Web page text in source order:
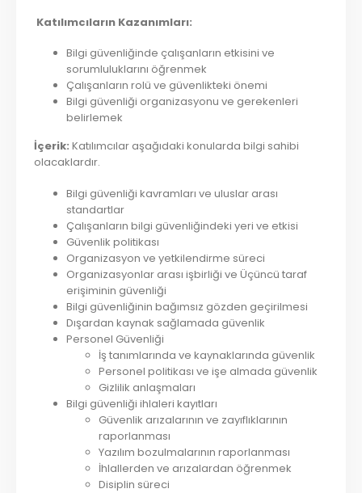
Katılımcıların Kazanımları:
Bilgi güvenliğinde çalışanların etkisini ve
sorumluluklarını öğrenmek
Çalışanların rolü ve güvenlikteki önemi
Bilgi güvenliği organizasyonu ve gerekenleri
belirlemek
İçerik: Katılımcılar aşağıdaki konularda bilgi sahibi
olacaklardır.
Bilgi güvenliği kavramları ve uluslar arası
standartlar
Çalışanların bilgi güvenliğindeki yeri ve etkisi
Güvenlik politikası
Organizasyon ve yetkilendirme süreci
Organizasyonlar arası işbirliği ve Üçüncü taraf
erişiminin güvenliği
Bilgi güvenliğinin bağımsız gözden geçirilmesi
Dışardan kaynak sağlamada güvenlik
Personel Güvenliği
İş tanımlarında ve kaynaklarında güvenlik
Personel politikası ve işe almada güvenlik
Gizlilik anlaşmaları
Bilgi güvenliği ihlaleri kayıtları
Güvenlik arızalarının ve zayıflıklarının
raporlanması
Yazılım bozulmalarının raporlanması
İhlallerden ve arızalardan öğrenmek
Disiplin süreci